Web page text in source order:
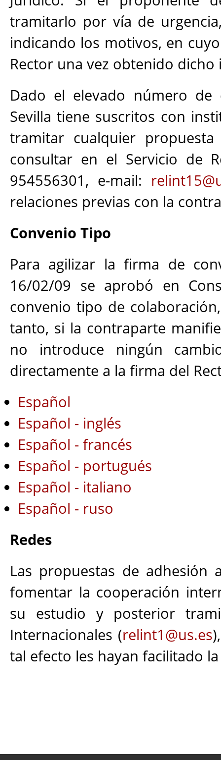
tramitarlo por vía de
indicando los motivos, en
Rector una vez obtenido
Dado el elevado número de
Sevilla tiene suscritos con
tramitar cualquier
consultar en el Servicio de
954556301, e-mail:
relaciones previas con la
Convenio Tipo
Para agilizar la firma de
16/02/09 se aprobó en
convenio tipo de
tanto, si la contraparte
no introduce ningún
directamente a la firma del
Español
Español - inglés
Español - francés
Español - portugués
Español - italiano
Español - ruso
Redes
Las propuestas de adhesión
fomentar la cooperación
su estudio y posterior
Internacionales (relint1@us.es
tal efecto les hayan facilitado